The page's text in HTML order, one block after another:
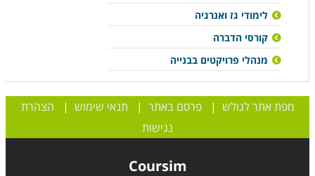
לימודי גז ואנרגיה
קורסי הדברה
מנהלי פרויקטים בבנייה
מפת אתר לגולש |פרסם באתר | תנאי שימוש | הצהרת
נגישות
Coursim